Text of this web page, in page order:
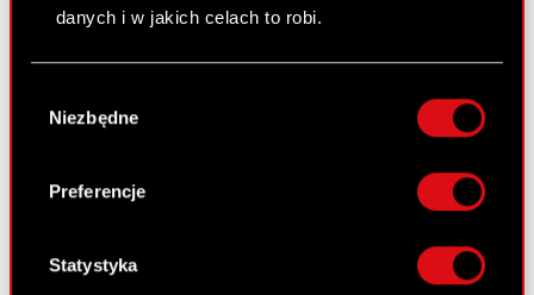
danych i w jakich celach to robi.
Gromadzić dane dotyczące Twojej
lokalizacji geograficznej z dokładnością nawet
Identyfikować Twoje urządzenie, aktywnie
analizując charakteryzującego je zbiory
palca)
zgody
Niezbędne
Preferencje
Statystyka
Grupa Kapitałowa
Nasz biznes
Inwestorzy
Media